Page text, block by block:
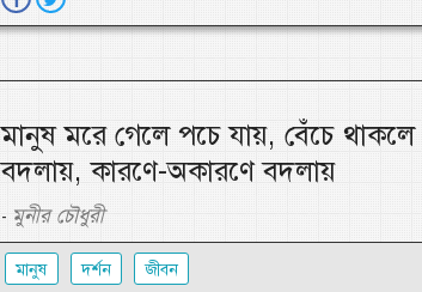
মানুষ মরে গেলে পচে যায়, বেঁচে থাকলে
বদলায়, কারণে-অকারণে বদলায়
- মুনীর চৌধুরী
মানুষ দর্শন জীবন